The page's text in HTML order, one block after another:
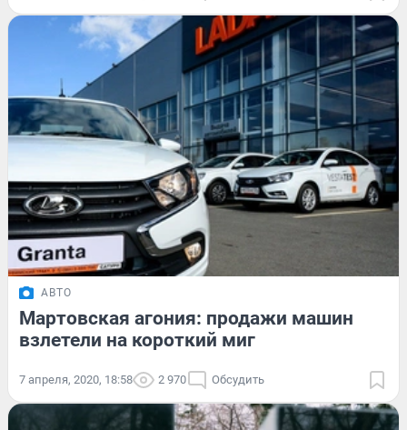
АВТО
Мартовская агония: продажи машин
взлетели на короткий миг
7 апреля, 2020, 18:58 2 970 Обсудить